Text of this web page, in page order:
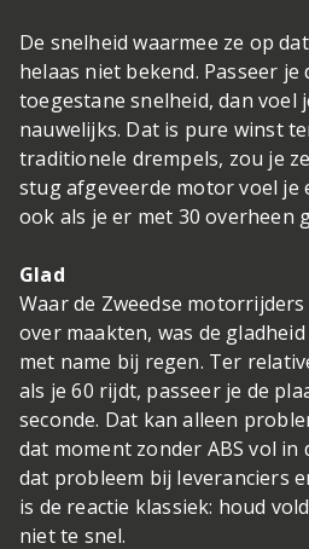
De snelheid waarmee ze op
helaas niet bekend. Passeer je
toegestane snelheid, dan voel
nauwelijks. Dat is pure winst
traditionele drempels, zou je
stug afgeveerde motor voel je
ook als je er met 30 overheen
Glad
Waar de Zweedse
over maakten, was de
met name bij regen. Ter
als je 60 rijdt, passeer je de
seconde. Dat kan alleen
dat moment zonder ABS vol in
dat probleem bij leveranciers
is de reactie klassiek: houd
niet te snel.